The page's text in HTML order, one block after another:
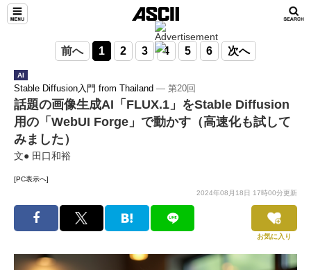
前へ 1 2 3 4 5 6 次へ
AI
Stable Diffusion入門 from Thailand ― 第20回
話題の画像生成AI「FLUX.1」をStable Diffusion
用の「WebUI Forge」で動かす（高速化も試して
みました）
文● 田口和裕
[PC表示へ]
2024年08月18日 17時00分更新
お気に入り